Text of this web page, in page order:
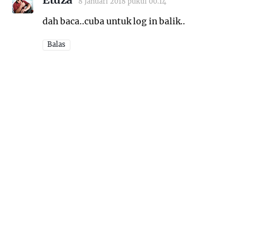
dah baca..cuba untuk log in balik..
Balas